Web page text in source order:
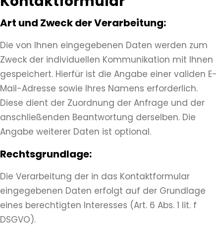
Art und Zweck der Verarbeitung:
Die von Ihnen eingegebenen Daten werden zum
Zweck der individuellen Kommunikation mit Ihnen
gespeichert. Hierfür ist die Angabe einer validen E-
Mail-Adresse sowie Ihres Namens erforderlich.
Diese dient der Zuordnung der Anfrage und der
anschließenden Beantwortung derselben. Die
Angabe weiterer Daten ist optional.
Rechtsgrundlage:
Die Verarbeitung der in das Kontaktformular
eingegebenen Daten erfolgt auf der Grundlage
eines berechtigten Interesses (Art. 6 Abs. 1 lit. f
DSGVO).